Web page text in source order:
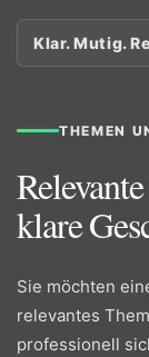
Klar. Mutig.
THEMEN
klare
Sie möchten
relevantes
professionell